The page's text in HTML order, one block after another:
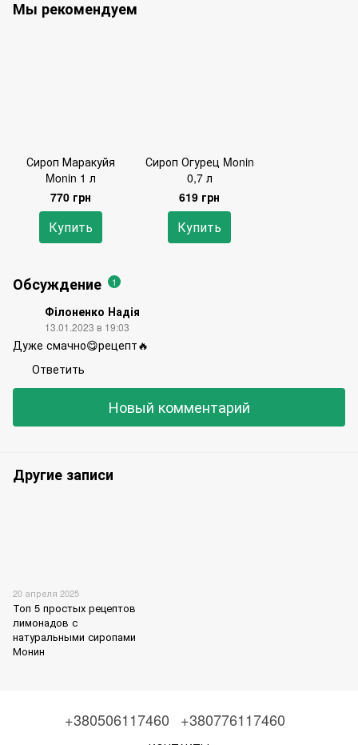
Мы рекомендуем
Сироп Маракуйя
Monin 1 л
770 грн
Купить
Сироп Огурец Monin
0,7 л
619 грн
Купить
Обсуждение 1
Філоненко Надія
13.01.2023 в 19:03
Дуже смачно😋рецепт🔥
Ответить
Новый комментарий
Другие записи
20 апреля 2025
Топ 5 простых рецептов
лимонадов с
натуральными сиропами
Монин
+380506117460 +380776117460